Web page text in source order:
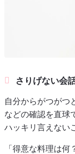
さりげない会
自分からがつがつ
などの確認を直球
ハッキリ言えない
「得意な料理は